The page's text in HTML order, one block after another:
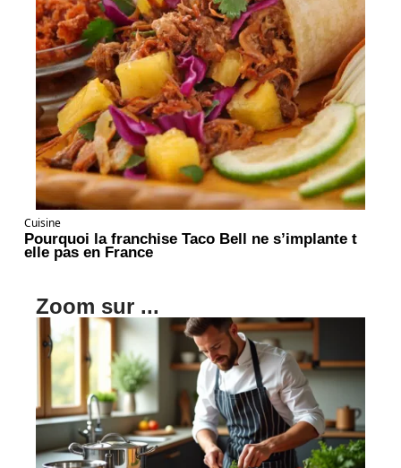
Cuisine
Pourquoi la franchise Taco Bell ne s’implante t
elle pas en France
Zoom sur ...